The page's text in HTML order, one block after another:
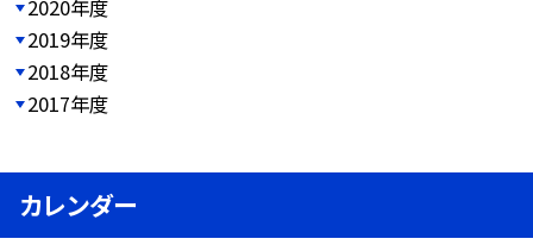
2020年度
2019年度
2018年度
2017年度
カレンダー